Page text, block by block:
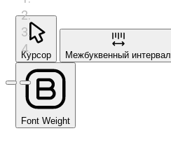
Предыдущий слайд
Следующий слайд
Курсор Межбуквенный интервал
Font Weight